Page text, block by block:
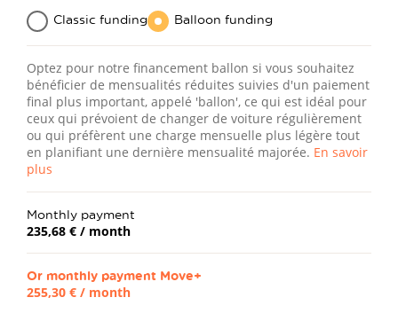
Classic funding Balloon funding
Optez pour notre financement ballon si vous souhaitez
bénéficier de mensualités réduites suivies d'un paiement
final plus important, appelé 'ballon', ce qui est idéal pour
ceux qui prévoient de changer de voiture régulièrement
ou qui préfèrent une charge mensuelle plus légère tout
en planifiant une dernière mensualité majorée. En savoir
plus
Monthly payment
235,68 € / month
Or monthly payment Move+
255,30 € / month